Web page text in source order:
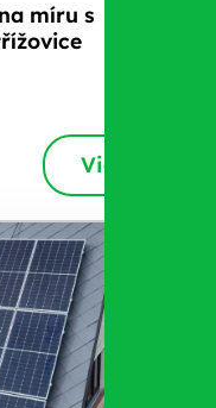
míru s
Viac